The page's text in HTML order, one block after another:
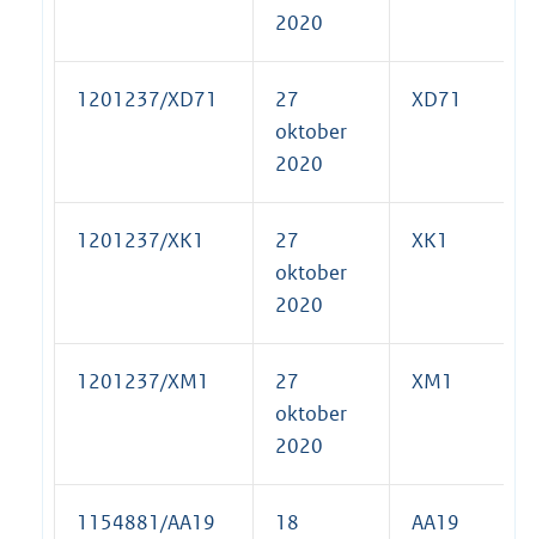
2020
1201237/XD71
27
oktober
2020
XD71
1201237/XK1
27
oktober
2020
XK1
1201237/XM1
27
oktober
2020
XM1
1154881/AA19
18
AA19